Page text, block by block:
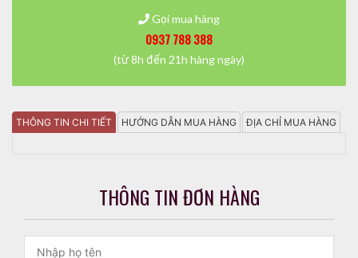
Gọi mua hàng
0937 788 388
(từ 8h đến 21h hàng ngày)
THÔNG TIN CHI TIẾT HƯỚNG DẪN MUA HÀNG ĐỊA CHỈ MUA HÀNG
THÔNG TIN ĐƠN HÀNG